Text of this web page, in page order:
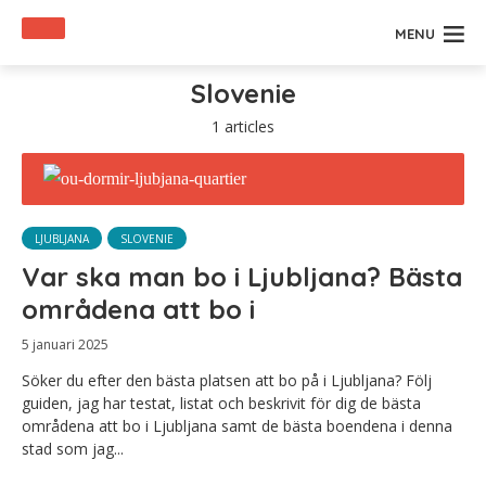
MENU
Slovenie
1 articles
LJUBLJANA SLOVENIE
Var ska man bo i Ljubljana? Bästa
områdena att bo i
5 januari 2025
Söker du efter den bästa platsen att bo på i Ljubljana? Följ
guiden, jag har testat, listat och beskrivit för dig de bästa
områdena att bo i Ljubljana samt de bästa boendena i denna
stad som jag...